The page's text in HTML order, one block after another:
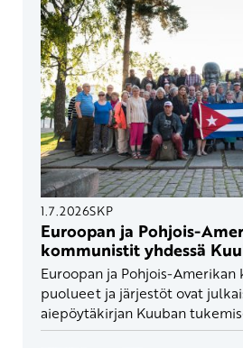
1.7.2026SKP
Euroopan ja Pohjois-
kommunistit yhdessä
Euroopan ja Pohjois-
puolueet ja järjestöt ovat
aiepöytäkirjan Kuuban